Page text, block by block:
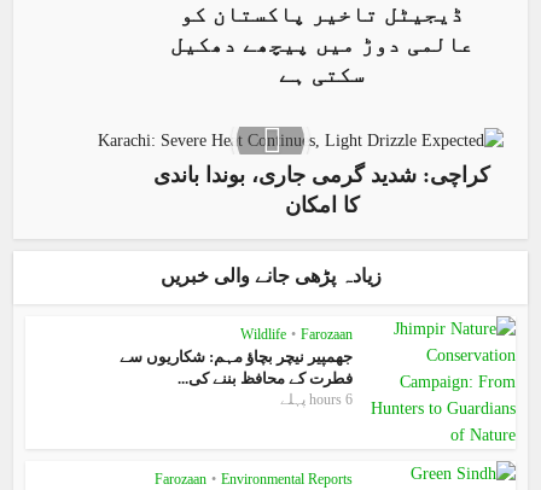
ڈیجیٹل تاخیر پاکستان کو
عالمی دوڑ میں پیچھے دھکیل
سکتی ہے
کراچی: شدید گرمی جاری، بوندا باندی
کا امکان
زیادہ پڑھی جانے والی خبریں
Farozaan
•
Wildlife
جھمپیر نیچر بچاؤ مہم: شکاریوں سے
فطرت کے محافظ بننے کی...
6 hours پہلے
Environmental Reports
•
Farozaan